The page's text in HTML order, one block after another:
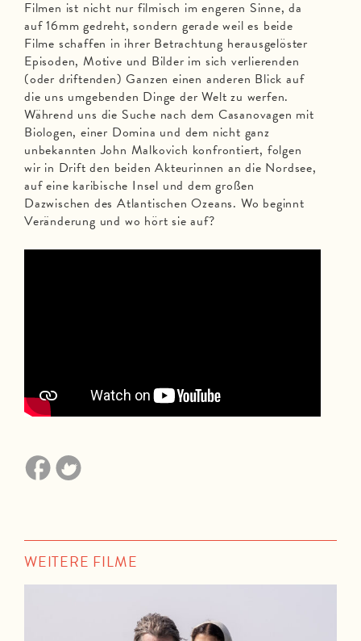
Filmen ist nicht nur filmisch im engeren Sinne, da
auf 16mm gedreht, sondern gerade weil es beide
Filme schaffen in ihrer Betrachtung herausgelöster
Episoden, Motive und Bilder im sich verlierenden
(oder driftenden) Ganzen einen anderen Blick auf
die uns umgebenden Dinge der Welt zu werfen.
Während uns die Suche nach dem Casanovagen mit
Biologen, einer Domina und dem nicht ganz
unbekannten John Malkovich konfrontiert, folgen
wir in Drift den beiden Akteurinnen an die Nordsee,
auf eine karibische Insel und dem großen
Dazwischen des Atlantischen Ozeans. Wo beginnt
Veränderung und wo hört sie auf?
WEITERE FILME